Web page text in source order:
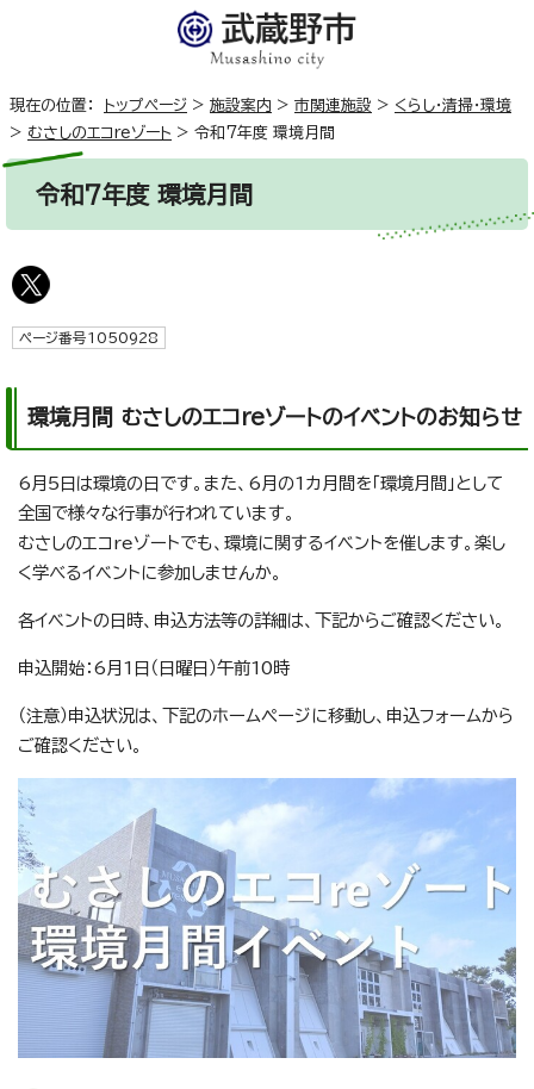
現在の位置： トップページ > 施設案内 > 市関連施設 > くらし・清掃・環境
> むさしのエコreゾート > 令和7年度 環境月間
令和7年度 環境月間
ページ番号1050928
環境月間 むさしのエコreゾートのイベントのお知らせ
6月5日は環境の日です。また、6月の1カ月間を「環境月間」として
全国で様々な行事が行われています。
むさしのエコreゾートでも、環境に関するイベントを催します。楽し
く学べるイベントに参加しませんか。
各イベントの日時、申込方法等の詳細は、下記からご確認ください。
申込開始：6月1日（日曜日）午前10時
（注意）申込状況は、下記のホームページに移動し、申込フォームから
ご確認ください。